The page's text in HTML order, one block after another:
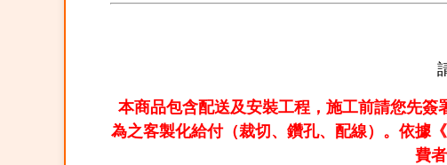
本商品包含配送及安裝工程，施工前請您先簽
為之客製化給付（裁切、鑽孔、配線）。依據
費